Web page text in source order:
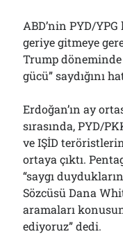
ABD’nin PYD/
geriye gitmeye
Trump
gücü” saydığını
Erdoğan’ın ay
sırasında, PYD/
ve IŞİD
ortaya çıktı.
“saygı
Sözcüsü Dana
aramaları
ediyoruz” dedi.